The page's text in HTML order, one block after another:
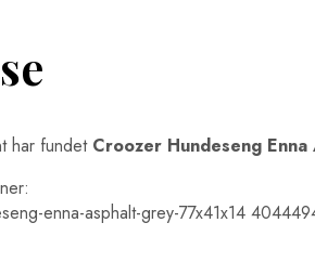
har fundet Croozer Hundeseng
enna-asphalt-grey-77x41x14